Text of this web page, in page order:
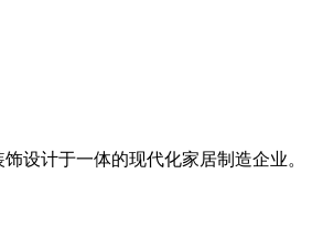
设计于一体的现代化家居制造企业。